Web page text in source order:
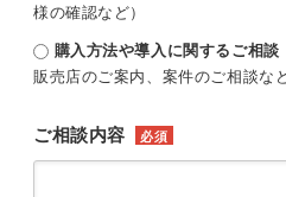
様の確認など）
購入方法や導入に関するご相談
販売店のご案内、案件のご相談など
ご相談内容 必須